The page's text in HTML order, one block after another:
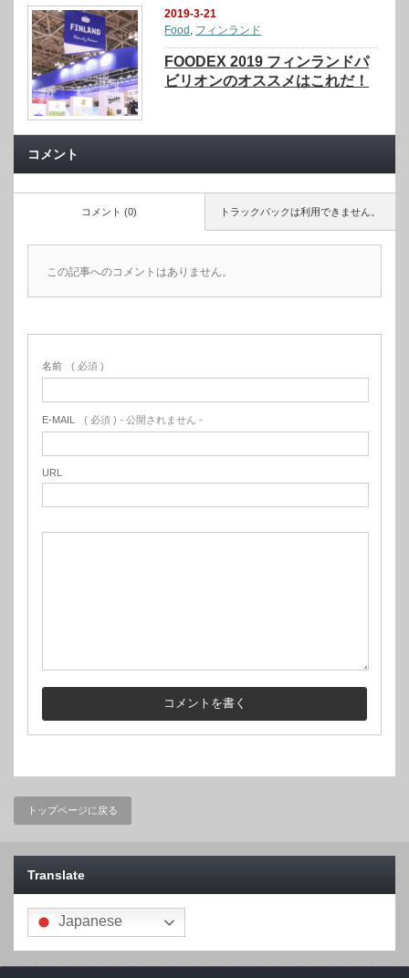
2019-3-21
Food フィンランド
FOODEX 2019 フィンランドパ
ビリオンのオススメはこれだ！
コメント
トラックバックは利用できません。
コメント (0)
この記事へのコメントはありません。
名前 ( 必須 )
E-MAIL ( 必須 ) - 公開されません -
URL
トップページに戻る
Translate
Japanese